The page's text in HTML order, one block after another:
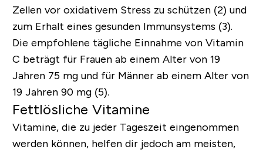
Zellen vor oxidativem Stress zu schützen (2) und
zum Erhalt eines gesunden Immunsystems (3).
Die empfohlene tägliche Einnahme von Vitamin
C beträgt für Frauen ab einem Alter von 19
Jahren 75 mg und für Männer ab einem Alter von
19 Jahren 90 mg (5).
Fettlösliche Vitamine
Vitamine, die zu jeder Tageszeit eingenommen
werden können, helfen dir jedoch am meisten,